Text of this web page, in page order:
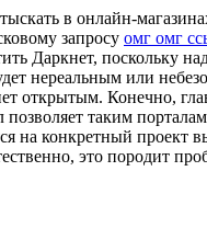
в онлайн-
запросу омг омг
Даркнет,
нереальным или
открытым. Конечно,
таким
на конкретный проект
это породит